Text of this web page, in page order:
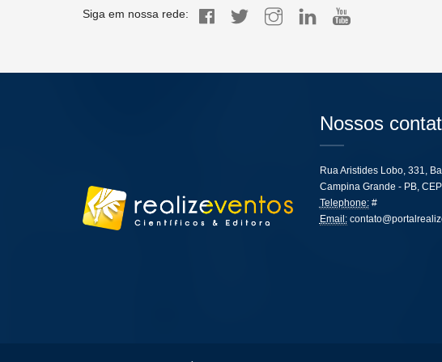
Siga em nossa rede:
Nossos
Rua Aristides Lobo, 331,
Campina Grande - PB,
Telephone:#
Email: